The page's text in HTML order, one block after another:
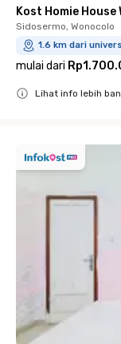
Kost Homie
Sidosermo, Wonocolo
1.6 km dari
mulai dari
Lihat info lebih